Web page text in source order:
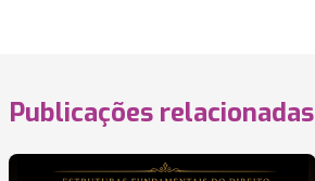
Publicações relacionadas